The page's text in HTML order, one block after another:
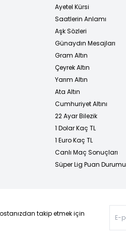
Ayetel Kürsi
Saatlerin Anlamı
Aşk Sözleri
Günaydın Mesajları
Gram Altın
Çeyrek Altın
Yarım Altın
Ata Altın
Cumhuriyet Altını
22 Ayar Bilezik
1 Dolar Kaç TL
1 Euro Kaç TL
Canlı Maç Sonuçları
Süper Lig Puan Durumu
takip etmek için